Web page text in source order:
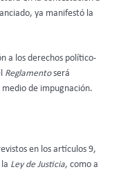
ya manifestó la
a los derechos político-
Reglamentoserá
de impugnación.
en los artículos 9,
Ley de Justicia, como a